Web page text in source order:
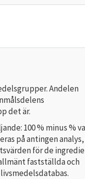
Andelen
det är.
100 % minus %
på antingen
för de
fastställda och